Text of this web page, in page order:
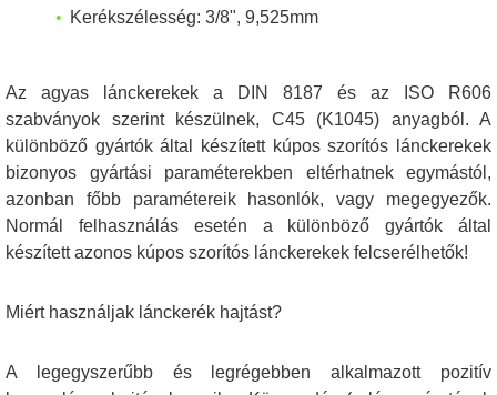
Kerékszélesség: 3/8", 9,525mm
Az agyas lánckerekek a DIN 8187 és az ISO R606
szabványok szerint készülnek, C45 (K1045) anyagból. A
különböző gyártók által készített kúpos szorítós lánckerekek
bizonyos gyártási paraméterekben eltérhatnek egymástól,
azonban főbb paramétereik hasonlók, vagy megegyezők.
Normál felhasználás esetén a különböző gyártók által
készített azonos kúpos szorítós lánckerekek felcserélhetők!
Miért használjak lánckerék hajtást?
A legegyszerűbb és legrégebben alkalmazott pozitív